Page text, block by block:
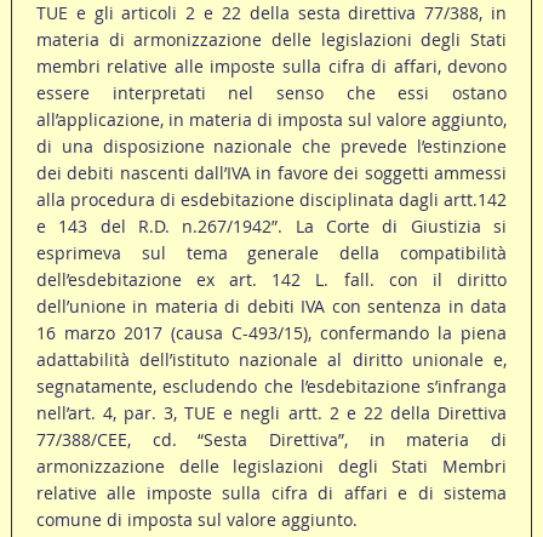
TUE e gli articoli 2 e 22 della sesta direttiva 77/388, in
materia di armonizzazione delle legislazioni degli Stati
membri relative alle imposte sulla cifra di affari, devono
essere interpretati nel senso che essi ostano
all’applicazione, in materia di imposta sul valore aggiunto,
di una disposizione nazionale che prevede l’estinzione
dei debiti nascenti dall’IVA in favore dei soggetti ammessi
alla procedura di esdebitazione disciplinata dagli artt.142
e 143 del R.D. n.267/1942”. La Corte di Giustizia si
esprimeva sul tema generale della compatibilità
dell’esdebitazione ex art. 142 L. fall. con il diritto
dell’unione in materia di debiti IVA con sentenza in data
16 marzo 2017 (causa C-493/15), confermando la piena
adattabilità dell’istituto nazionale al diritto unionale e,
segnatamente, escludendo che l’esdebitazione s’infranga
nell’art. 4, par. 3, TUE e negli artt. 2 e 22 della Direttiva
77/388/CEE, cd. “Sesta Direttiva”, in materia di
armonizzazione delle legislazioni degli Stati Membri
relative alle imposte sulla cifra di affari e di sistema
comune di imposta sul valore aggiunto.